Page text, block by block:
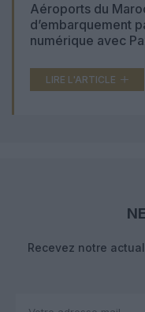
Aéroports du
d’embarquement
numérique avec
LIRE L'ARTICLE
Recevez notre